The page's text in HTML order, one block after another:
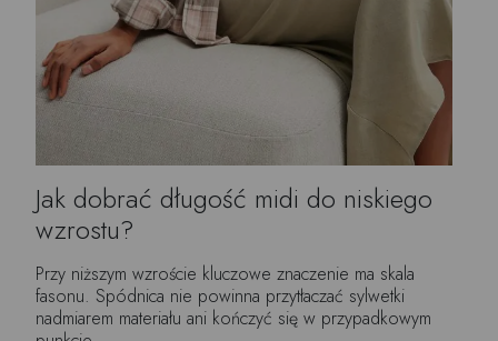
Jak dobrać długość midi do niskiego
wzrostu?
Przy niższym wzroście kluczowe znaczenie ma skala
fasonu. Spódnica nie powinna przytłaczać sylwetki
nadmiarem materiału ani kończyć się w przypadkowym